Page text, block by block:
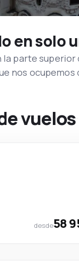
en solo
parte
nos ocupemos
desde58